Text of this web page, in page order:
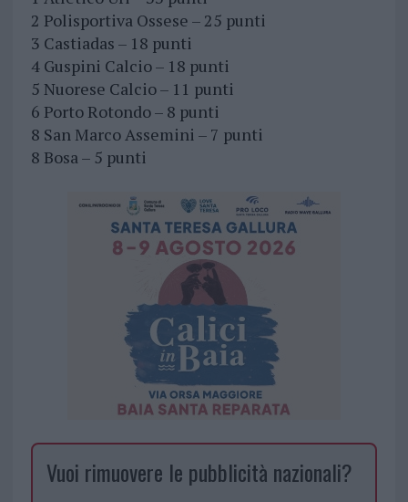
2 Polisportiva Ossese – 25 punti
3 Castiadas – 18 punti
4 Guspini Calcio – 18 punti
5 Nuorese Calcio – 11 punti
6 Porto Rotondo – 8 punti
8 San Marco Assemini – 7 punti
8 Bosa – 5 punti
Vuoi rimuovere le pubblicità nazionali?